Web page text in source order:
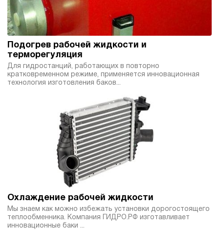
Подогрев рабочей жидкости и
терморегуляция
Для гидростанций, работающих в повторно
кратковременном режиме, применяется инновационная
технология изготовления баков...
Охлаждение рабочей жидкости
Мы знаем как можно избежать установки дорогостоящего
теплообменника. Компания ГИДРО.РФ изготавливает
инновационные баки ...